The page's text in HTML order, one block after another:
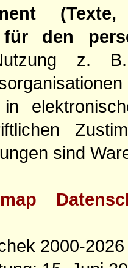
den
z.
in
sind
2000-2026